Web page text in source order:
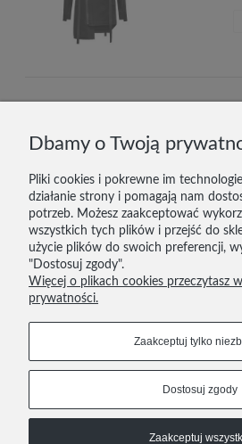
DOSTAWA I
KONTAKT
Dołącz do nas
COPYRIGHT ©
Dbamy o Twoją
Pliki cookies i pokrewne im
działanie strony i pomagają nam
potrzeb. Możesz zaakceptować
wszystkich tych plików i przejść do
użycie plików do swoich preferencji,
"Dostosuj zgody".
Więcej o plikach cookies przeczytasz
prywatności.
Zaakceptuj tylko
Dostosuj zgody
Zaakceptuj